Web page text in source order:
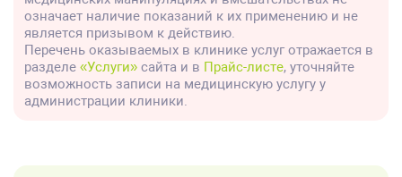
означает наличие показаний к их применению и не
является призывом к действию.
Перечень оказываемых в клинике услуг отражается в
разделе «Услуги» сайта и в Прайс-листе, уточняйте
возможность записи на медицинскую услугу у
администрации клиники.